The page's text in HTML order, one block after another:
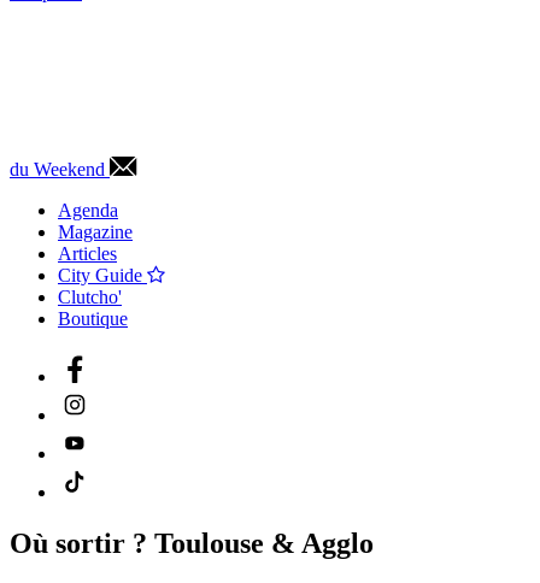
du Weekend
Agenda
Magazine
Articles
City Guide
Clutcho'
Boutique
Où sortir ? Toulouse & Agglo